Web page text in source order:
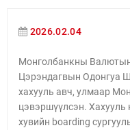
2026.02.04
Монголбанкны
Цэрэндагвын Одонгуа
хахууль авч, улмаар
цэвэршүүлсэн. Хахууль
хувийн boarding